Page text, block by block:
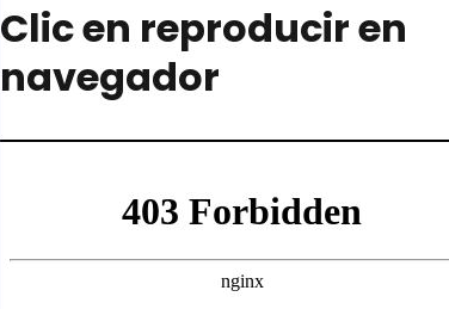
Clic en reproducir en
navegador